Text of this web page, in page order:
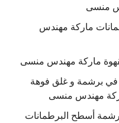
منسى
ماركة مهندس
ماركة مهندس منسى
في برشمة و غلق فوهة
مهندس منسى
أسطح البرطمانات